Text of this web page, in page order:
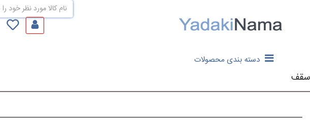
دسته بندی محصولات
سقف